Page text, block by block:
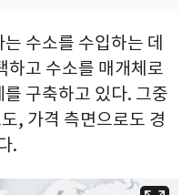
수소를 수입하는 데
하고 수소를 매개체로
구축하고 있다. 그중
, 가격 측면으로도 경
.